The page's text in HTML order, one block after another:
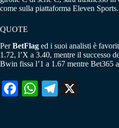
come sulla piattaforma Eleven Sports.
QUOTE
PerBetFlag ed i suoi analisti è
1.72, l’X a 3.40, mentre il successo
Bwin fissa l’1 a 1.67 mentre Bet365
Fa W
Te